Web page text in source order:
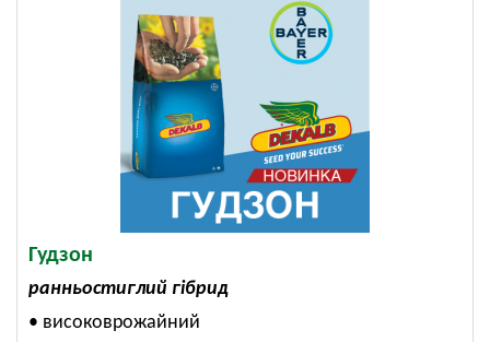
Гудзон
ранньостиглий гібрид
• високоврожайний